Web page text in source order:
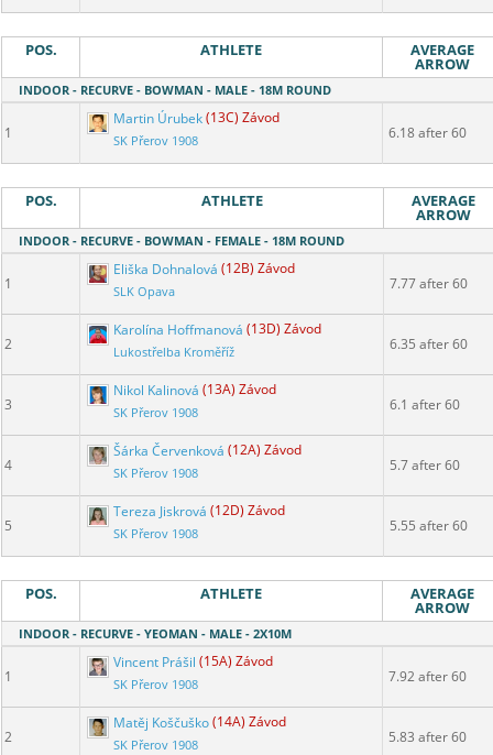
POS. ATHLETE AVERAGE
ARROW
INDOOR - RECURVE - BOWMAN - MALE - 18M ROUND
1
Martin Úrubek(13C) Závod
SK Přerov 1908 6.18 after 60
POS. ATHLETE AVERAGE
ARROW
INDOOR - RECURVE - BOWMAN - FEMALE - 18M ROUND
1
Eliška Dohnalová (12B) Závod
SLK Opava 7.77 after 60
2
Karolína Hoffmanová (13D) Závod
Lukostřelba Kroměříž 6.35 after 60
3
Nikol Kalinová (13A) Závod
SK Přerov 1908 6.1 after 60
4
Šárka Červenková (12A) Závod
SK Přerov 1908 5.7 after 60
5
Tereza Jiskrová (12D) Závod
SK Přerov 1908 5.55 after 60
POS. ATHLETE AVERAGE
ARROW
INDOOR - RECURVE - YEOMAN - MALE - 2X10M
1
Vincent Prášil (15A) Závod
SK Přerov 1908 7.92 after 60
2
Matěj Koščuško(14A) Závod
SK Přerov 1908 5.83 after 60